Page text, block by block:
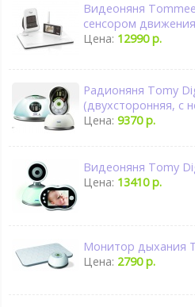
Видеоняня
сенсором движения
Цена: 12990 р.
Радионяня Tomy
(двухсторонняя, с
Цена:9370 р.
Видеоняня Tomy
Цена: 13410 р.
Монитор дыхания
Цена: 2790 р.